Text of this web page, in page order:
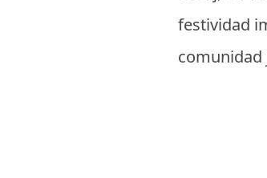
festividad
comunidad